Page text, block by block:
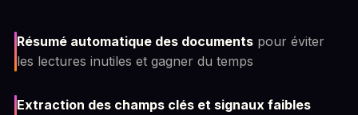
Résumé automatique des documents pour éviter
les lectures inutiles et gagner du temps
Extraction des champs clés et signaux faibles